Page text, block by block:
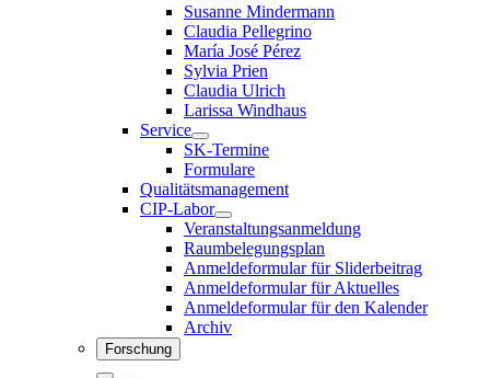
Susanne Mindermann
Claudia Pellegrino
María José Pérez
Sylvia Prien
Claudia Ulrich
Larissa Windhaus
Service
SK-Termine
Formulare
Qualitätsmanagement
CIP-Labor
Veranstaltungsanmeldung
Raumbelegungsplan
Anmeldeformular für Sliderbeitrag
Anmeldeformular für Aktuelles
Anmeldeformular für den Kalender
Archiv
Forschung